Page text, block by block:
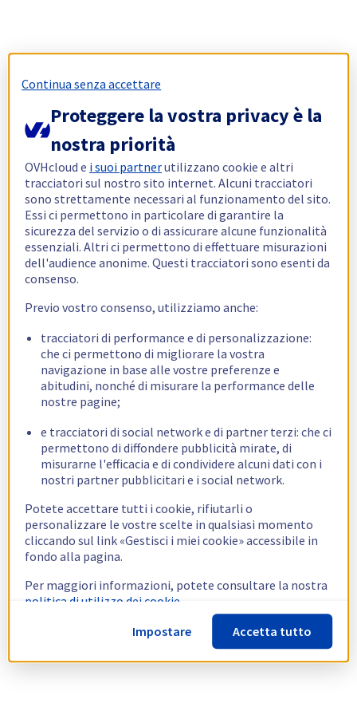
Continua senza accettare
Proteggere la vostra privacy è la
nostra priorità
OVHcloud e i suoi partnerutilizzano cookie e altri
tracciatori sul nostro sito internet. Alcuni tracciatori
sono strettamente necessari al funzionamento del sito.
Essi ci permettono in particolare di garantire la
sicurezza del servizio o di assicurare alcune funzionalità
essenziali. Altri ci permettono di effettuare misurazioni
dell'audience anonime. Questi tracciatori sono esenti da
consenso.
Previo vostro consenso, utilizziamo anche:
tracciatori di performance e di personalizzazione:
che ci permettono di migliorare la vostra
navigazione in base alle vostre preferenze e
abitudini, nonché di misurare la performance delle
nostre pagine;
e tracciatori di social network e di partner terzi: che ci
permettono di diffondere pubblicità mirate, di
misurarne l'efficacia e di condividere alcuni dati con i
nostri partner pubblicitari e i social network.
Potete accettare tutti i cookie, rifiutarli o
personalizzare le vostre scelte in qualsiasi momento
cliccando sul link «Gestisci i miei cookie» accessibile in
fondo alla pagina.
Per maggiori informazioni, potete consultare la nostra
politica di utilizzo dei cookie.
Impostare
Accetta tutto